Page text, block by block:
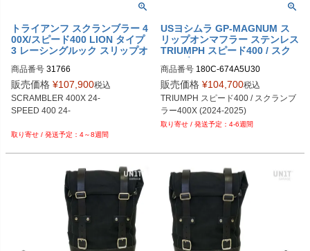
トライアンフ スクランブラー 4
00X/スピード400 LION タイプ
3 レーシングルック スリップオ
E
商品番号 31766
販売価格 ¥107,900税込
SCRAMBLER 400X 24-
SPEED 400 24-
4～8週間
USヨシムラ GP-MAGNUM ス
リップオンマフラー ステンレス
TRIUMPH スピード400 / スク
ランブラー400X (2024-2025)
商品番号 180C-674A5U30
販売価格 ¥104,700税込
TRIUMPH スピード400 / スクランブ
ラー400X (2024-2025)
4-6週間